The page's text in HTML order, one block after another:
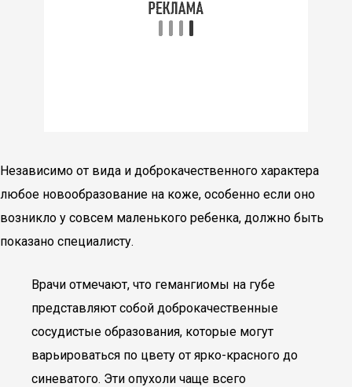
Независимо от вида и доброкачественного характера
любое новообразование на коже, особенно если оно
возникло у совсем маленького ребенка, должно быть
показано специалисту.
Врачи отмечают, что гемангиомы на губе
представляют собой доброкачественные
сосудистые образования, которые могут
варьироваться по цвету от ярко-красного до
синеватого. Эти опухоли чаще всего